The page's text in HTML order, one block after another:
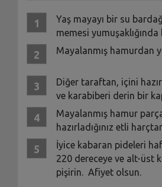
Yaş mayayı bir su
memesi
Mayalanmış hamurdan
Diğer taraftan, içini
ve karabiberi derin bir
Mayalanmış hamur
hazırladığınız etli
İyice kabaran pideleri
220 dereceye ve alt-üst
pişirin. Afiyet olsun.